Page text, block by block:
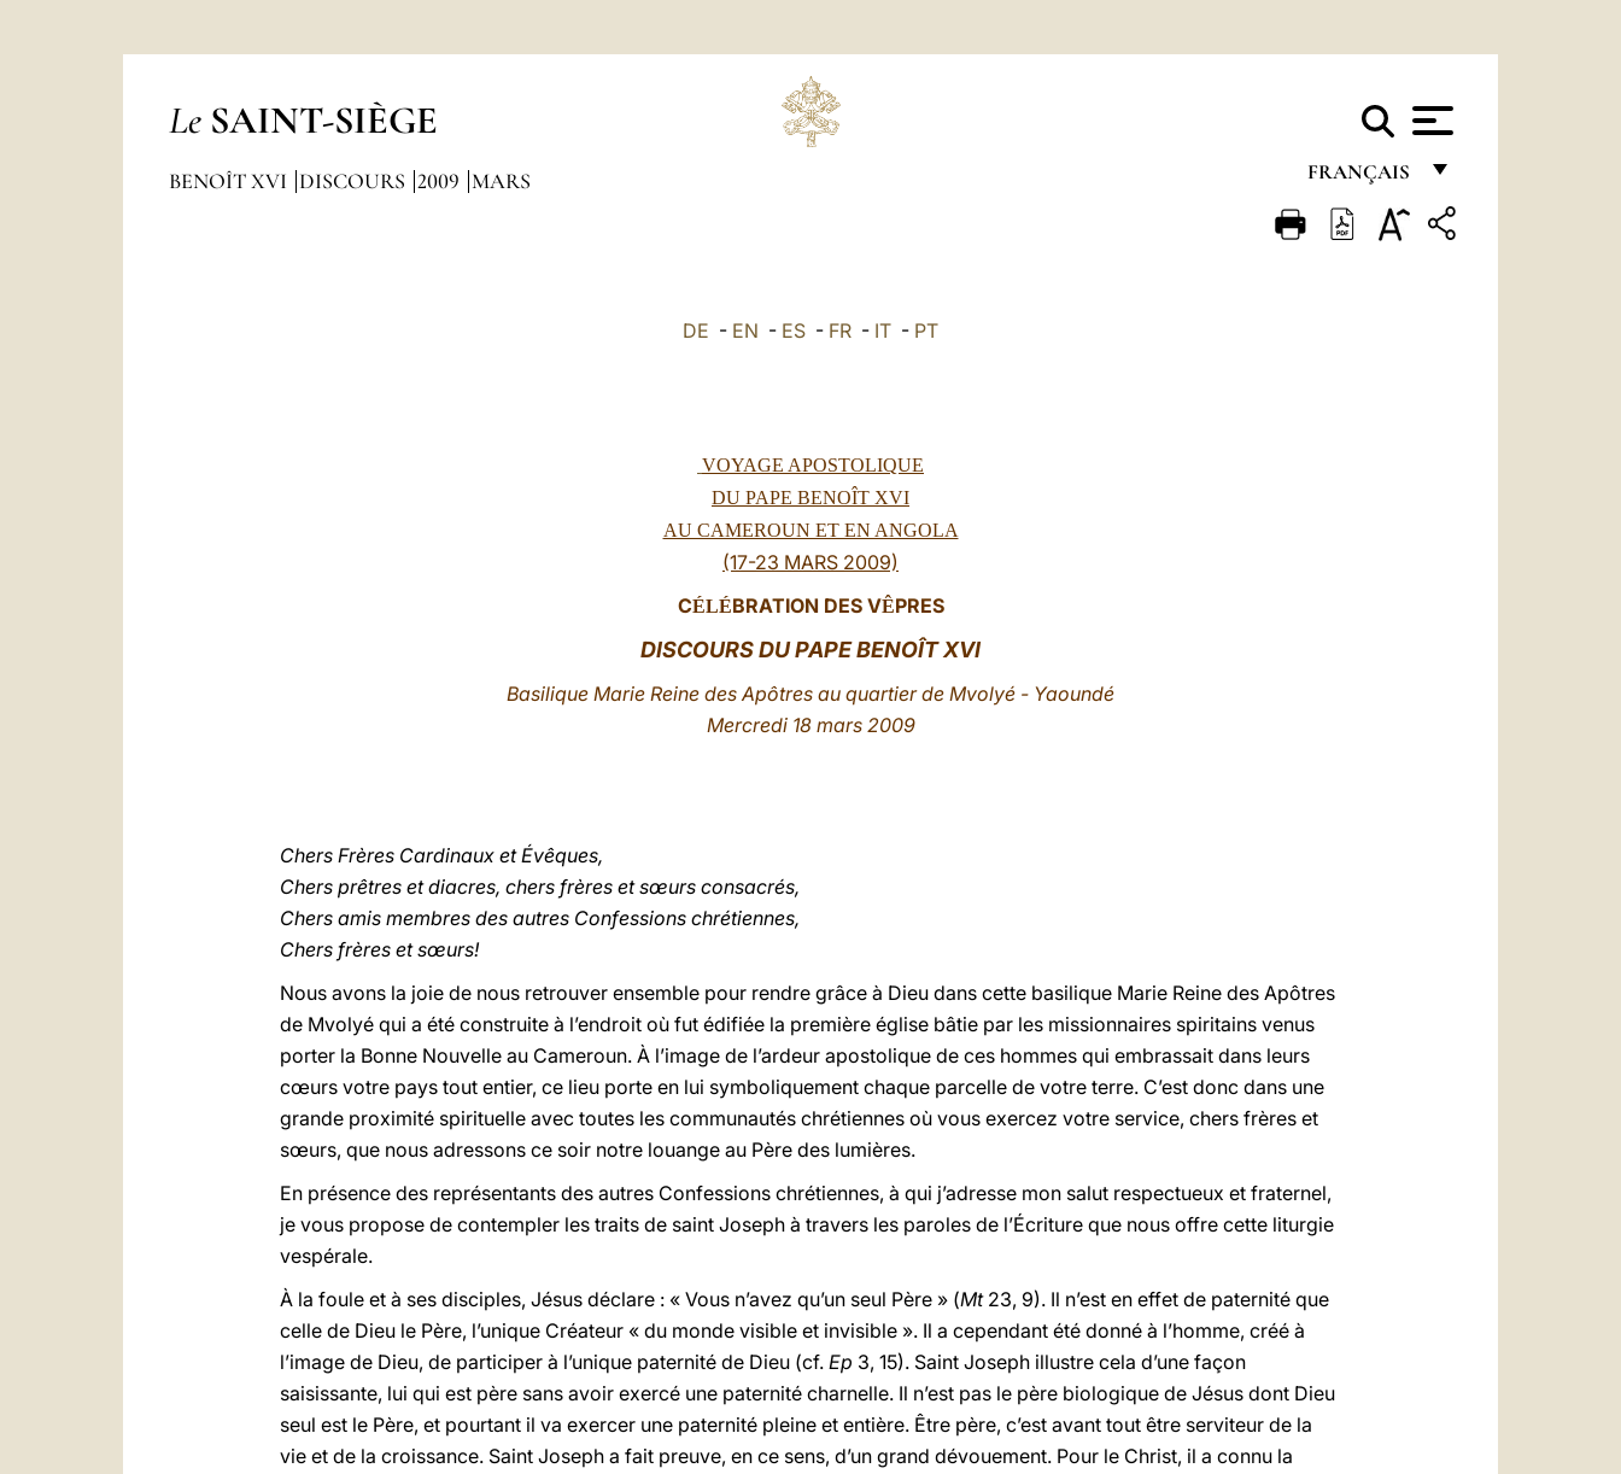
Le SAINT-SIÈGE
FRANÇAIS
FRANÇAIS
BENOÎT XVI DISCOURS 2009 MARS
DE - EN - ES - FR - IT - PT
VOYAGE APOSTOLIQUE
DU PAPE BENOÎT XVI
AU CAMEROUN ET EN ANGOLA
(17-23 MARS 2009)
CÉLÉBRATION DES VÊPRES
DISCOURS DU PAPE BENOÎT XVI
Basilique Marie Reine des Apôtres au quartier de Mvolyé - Yaoundé
Mercredi 18 mars 2009
Chers Frères Cardinaux et Évêques,
Chers prêtres et diacres, chers frères et sœurs consacrés,
Chers amis membres des autres Confessions chrétiennes,
Chers frères et sœurs!
Nous avons la joie de nous retrouver ensemble pour rendre grâce à Dieu dans cette basilique Marie Reine des Apôtres
de Mvolyé qui a été construite à l’endroit où fut édifiée la première église bâtie par les missionnaires spiritains venus
porter la Bonne Nouvelle au Cameroun. À l’image de l’ardeur apostolique de ces hommes qui embrassait dans leurs
cœurs votre pays tout entier, ce lieu porte en lui symboliquement chaque parcelle de votre terre. C’est donc dans une
grande proximité spirituelle avec toutes les communautés chrétiennes où vous exercez votre service, chers frères et
sœurs, que nous adressons ce soir notre louange au Père des lumières.
En présence des représentants des autres Confessions chrétiennes, à qui j’adresse mon salut respectueux et fraternel,
je vous propose de contempler les traits de saint Joseph à travers les paroles de l’Écriture que nous offre cette liturgie
vespérale.
À la foule et à ses disciples, Jésus déclare : « Vous n’avez qu’un seul Père » (Mt23, 9). Il n’est en effet de paternité que
celle de Dieu le Père, l’unique Créateur « du monde visible et invisible ». Il a cependant été donné à l’homme, créé à
l’image de Dieu, de participer à l’unique paternité de Dieu (cf. Ep 3, 15). Saint Joseph illustre cela d’une façon
saisissante, lui qui est père sans avoir exercé une paternité charnelle. Il n’est pas le père biologique de Jésus dont Dieu
seul est le Père, et pourtant il va exercer une paternité pleine et entière. Être père, c’est avant tout être serviteur de la
vie et de la croissance. Saint Joseph a fait preuve, en ce sens, d’un grand dévouement. Pour le Christ, il a connu la